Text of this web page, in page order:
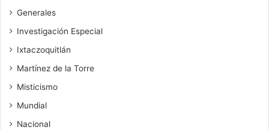
Generales
Investigación Especial
Ixtaczoquitlán
Martínez de la Torre
Misticismo
Mundial
Nacional